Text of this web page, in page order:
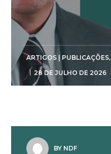
ARTIGOS | PUBLICAÇÕES,
28 DE JULHO DE 2026
BY NDF